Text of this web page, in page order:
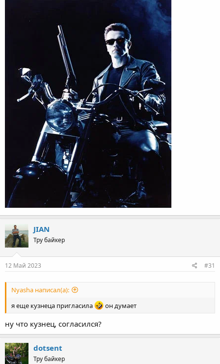
JIAN
Тру байкер
12 Май 2023 #31
Nyasha написал(а):
я еще кузнеца пригласила
он думает
ну что кузнец, согласился?
dotsent
Тру байкер